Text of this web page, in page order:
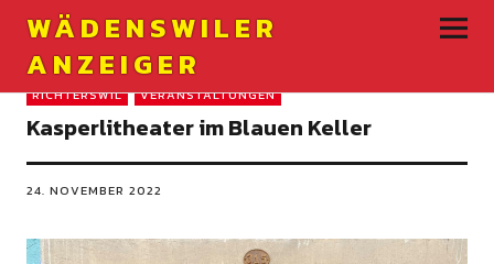
WÄDENSWILER
ANZEIGER
RICHTERSWIL VERANSTALTUNGEN
Kasperlitheater im Blauen Keller
24. NOVEMBER 2022